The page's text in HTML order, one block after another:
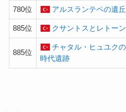
780位 アルスランテペの遺丘
885位 クサントスとレトーン
885位
チャタル・ヒュユク
時代遺跡